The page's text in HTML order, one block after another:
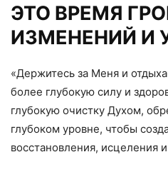
ЭТО ВРЕМЯ
ИЗМЕНЕНИЙ И
«Держитесь за Меня и
более глубокую силу и
глубокую очистку Духом,
глубоком уровне, чтобы
восстановления, исцеления